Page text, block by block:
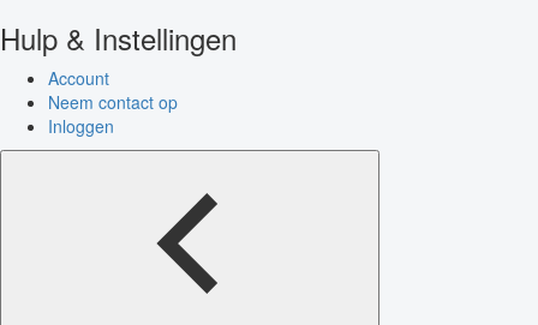
Hulp & Instellingen
Account
Neem contact op
Inloggen